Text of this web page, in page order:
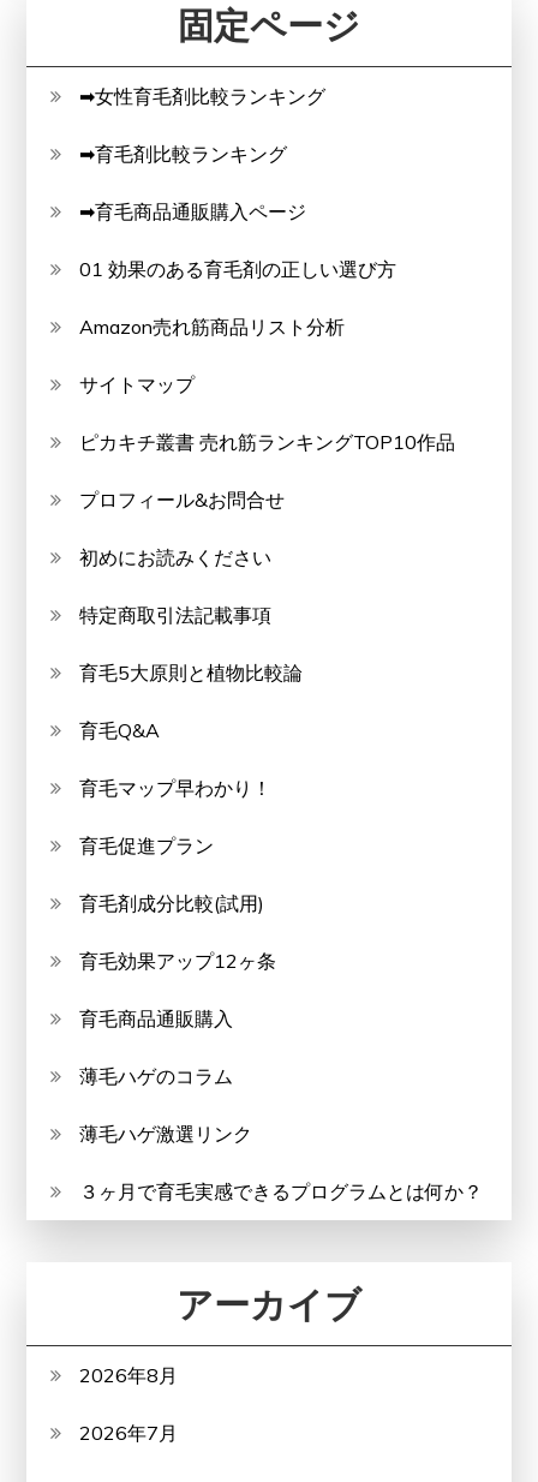
固定ページ
➡女性育毛剤比較ランキング
➡育毛剤比較ランキング
➡育毛商品通販購入ページ
01 効果のある育毛剤の正しい選び方
Amazon売れ筋商品リスト分析
サイトマップ
ピカキチ叢書 売れ筋ランキングTOP10作品
プロフィール&お問合せ
初めにお読みください
特定商取引法記載事項
育毛5大原則と植物比較論
育毛Q&A
育毛マップ早わかり！
育毛促進プラン
育毛剤成分比較(試用)
育毛効果アップ12ヶ条
育毛商品通販購入
薄毛ハゲのコラム
薄毛ハゲ激選リンク
３ヶ月で育毛実感できるプログラムとは何か？
アーカイブ
2026年8月
2026年7月